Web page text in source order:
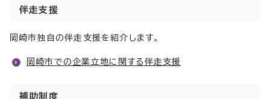
伴走支援
岡崎市独自の伴走支援を紹介します。
岡崎市での企業立地に関する伴走支援
補助制度